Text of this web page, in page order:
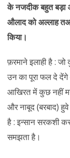
के नजदीक बहुत बड़ा
औलाद को अल्लाह
किया।
फ़रमाने इलाही है : जो
उन का पूरा फल दे
आखिरत में कुछ नहीं
और नाबूद (बरबाद)
है : इन्सान सरकशी
समझता है।